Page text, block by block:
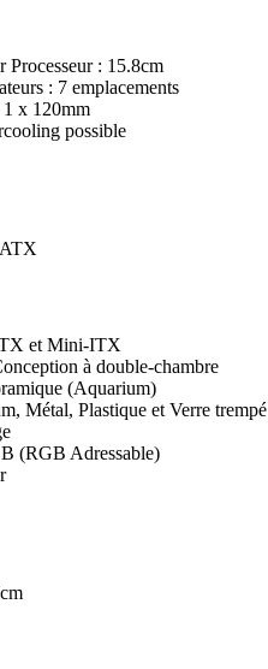
Processeur : 15.8cm
: 7 emplacements
x 120mm
possible
et Mini-ITX
à double-chambre
(Aquarium)
Métal, Plastique et Verre trempé
(RGB Adressable)